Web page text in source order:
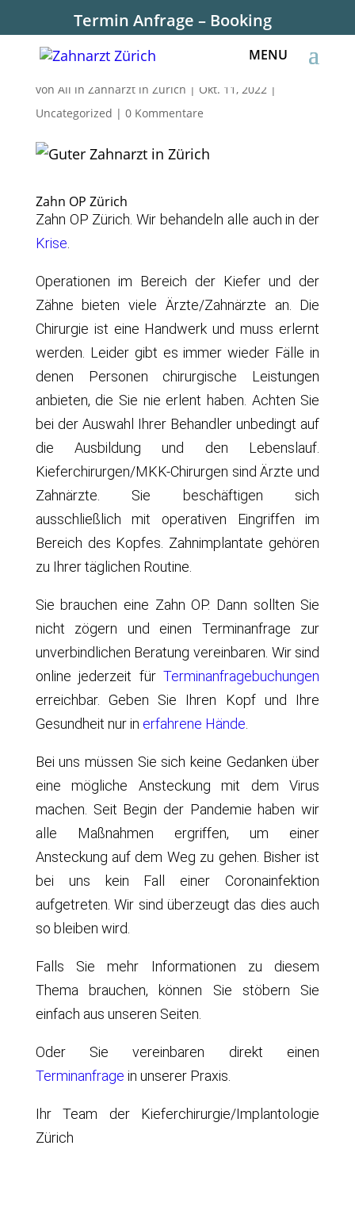
Termin Anfrage – Booking
Zahn OP Zürich
von All in Zahnarzt in Zürich | Okt. 11, 2022|
Uncategorized | 0 Kommentare
Zahn OP Zürich
Zahn OP Zürich. Wir behandeln alle auch in der
Krise
Operationen im Bereich der Kiefer und der
Zähne bieten viele Ärzte/Zahnärzte an. Die
Chirurgie ist eine Handwerk und muss erlernt
werden. Leider gibt es immer wieder Fälle in
denen Personen chirurgische Leistungen
anbieten, die Sie nie erlent haben. Achten Sie
bei der Auswahl Ihrer Behandler unbedingt auf
die Ausbildung und den Lebenslauf.
Kieferchirurgen/MKK-Chirurgen sind Ärzte und
Zahnärzte. Sie beschäftigen sich
ausschließlich mit operativen Eingriffen im
Bereich des Kopfes. Zahnimplantate gehören
zu Ihrer täglichen Routine.
Sie brauchen eine Zahn OP. Dann sollten Sie
nicht zögern und einen Terminanfrage zur
unverbindlichen Beratung vereinbaren. Wir sind
online jederzeit fürTerminanfragebuchungen
erreichbar. Geben Sie Ihren Kopf und Ihre
Gesundheit nur in erfahrene Hände
Bei uns müssen Sie sich keine Gedanken über
eine mögliche Ansteckung mit dem Virus
machen. Seit Begin der Pandemie haben wir
alle Maßnahmen ergriffen, um einer
Ansteckung auf dem Weg zu gehen. Bisher ist
bei uns kein Fall einer Coronainfektion
aufgetreten. Wir sind überzeugt das dies auch
so bleiben wird.
Falls Sie mehr Informationen zu diesem
Thema brauchen, können Sie stöbern Sie
einfach aus unseren Seiten.
Oder Sie vereinbaren direkt einen
Terminanfrage in unserer Praxis.
Ihr Team der Kieferchirurgie/Implantologie
Zürich